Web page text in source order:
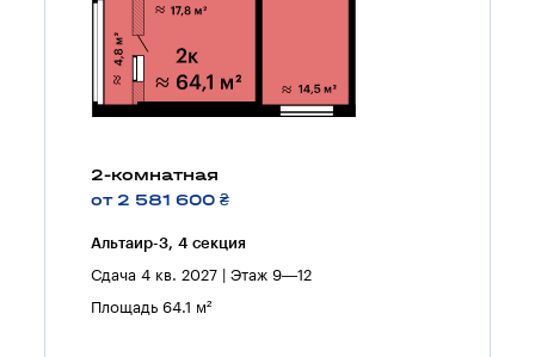
2-комнатная
от 2 581 600 ₴
Альтаир-3, 4 секция
Сдача 4 кв. 2027 | Этаж 9—12
Площадь 64.1 м²